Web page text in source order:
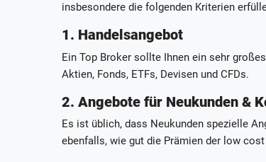
insbesondere die folgenden Kriterien
1. Handelsangebot
Ein Top Broker sollte Ihnen ein sehr
Aktien, Fonds, ETFs, Devisen und CFDs.
2. Angebote für Neukunden &
Es ist üblich, dass Neukunden spezielle
ebenfalls, wie gut die Prämien der low